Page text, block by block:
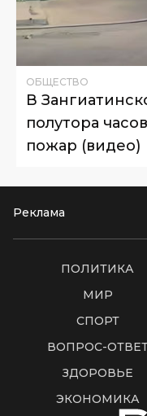
ОБЩЕСТВО
В
полутора
пожар (видео)
Реклама
ПОЛИТИКА
МИР
СПОРТ
ВОПРОС-
ЗДОРОВЬЕ
ЭКОНОМИКА